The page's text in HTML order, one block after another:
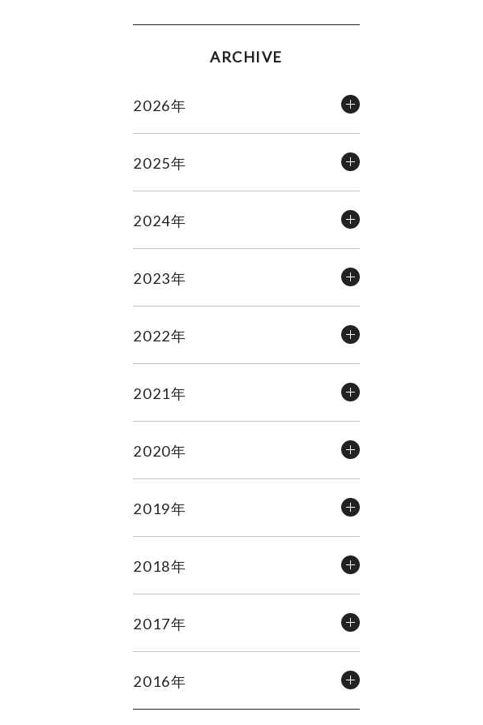
ARCHIVE
2026年
2025年
2024年
2023年
2022年
2021年
2020年
2019年
2018年
2017年
2016年